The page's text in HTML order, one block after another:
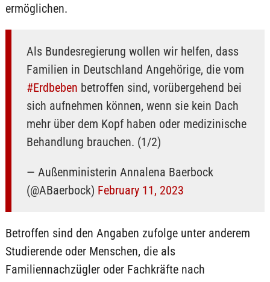
ermöglichen.
Als Bundesregierung wollen wir helfen, dass
Familien in Deutschland Angehörige, die vom
#Erdbeben betroffen sind, vorübergehend bei
sich aufnehmen können, wenn sie kein Dach
mehr über dem Kopf haben oder medizinische
Behandlung brauchen. (1/2)
— Außenministerin Annalena Baerbock
(@ABaerbock) February 11, 2023
Betroffen sind den Angaben zufolge unter anderem
Studierende oder Menschen, die als
Familiennachzügler oder Fachkräfte nach